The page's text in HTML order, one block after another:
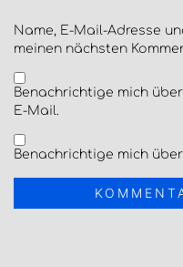
Name, E-Mail-Adresse
meinen nächsten
Benachrichtige mich
E-Mail.
Benachrichtige mich